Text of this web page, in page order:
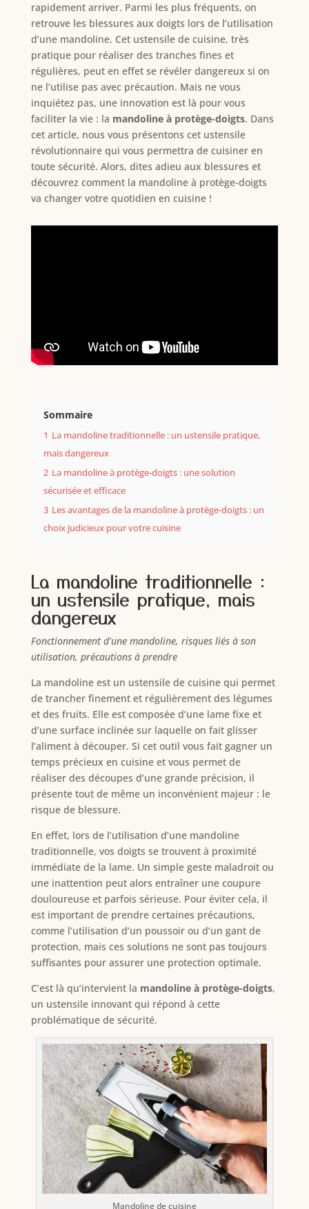
rapidement arriver. Parmi les plus fréquents, on
retrouve les blessures aux doigts lors de l’utilisation
d’une mandoline. Cet ustensile de cuisine, très
pratique pour réaliser des tranches fines et
régulières, peut en effet se révéler dangereux si on
ne l’utilise pas avec précaution. Mais ne vous
inquiétez pas, une innovation est là pour vous
faciliter la vie : la mandoline à protège-doigts. Dans
cet article, nous vous présentons cet ustensile
révolutionnaire qui vous permettra de cuisiner en
toute sécurité. Alors, dites adieu aux blessures et
découvrez comment la mandoline à protège-doigts
va changer votre quotidien en cuisine !
Sommaire
1 La mandoline traditionnelle : un ustensile pratique,
mais dangereux
2 La mandoline à protège-doigts : une solution
sécurisée et efficace
3 Les avantages de la mandoline à protège-doigts : un
choix judicieux pour votre cuisine
La mandoline traditionnelle :
un ustensile pratique, mais
dangereux
Fonctionnement d’une mandoline, risques liés à son
utilisation, précautions à prendre
La mandoline est un ustensile de cuisine qui permet
de trancher finement et régulièrement des légumes
et des fruits. Elle est composée d’une lame fixe et
d’une surface inclinée sur laquelle on fait glisser
l’aliment à découper. Si cet outil vous fait gagner un
temps précieux en cuisine et vous permet de
réaliser des découpes d’une grande précision, il
présente tout de même un inconvénient majeur : le
risque de blessure.
En effet, lors de l’utilisation d’une mandoline
traditionnelle, vos doigts se trouvent à proximité
immédiate de la lame. Un simple geste maladroit ou
une inattention peut alors entraîner une coupure
douloureuse et parfois sérieuse. Pour éviter cela, il
est important de prendre certaines précautions,
comme l’utilisation d’un poussoir ou d’un gant de
protection, mais ces solutions ne sont pas toujours
suffisantes pour assurer une protection optimale.
C’est là qu’intervient la mandoline à protège-doigts,
un ustensile innovant qui répond à cette
problématique de sécurité.
Mandoline de cuisine